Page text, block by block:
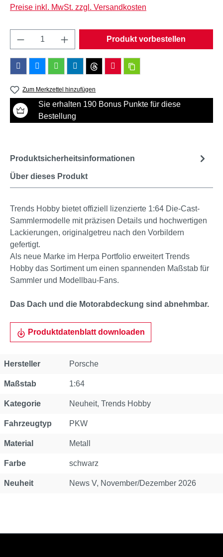
Preise inkl. MwSt. zzgl. Versandkosten
Produkt Anzahl: Gib den gewünschten
Produkt vorbestellen
Zum Merkzettel hinzufügen
Sie erhalten 190 Bonus Punkte für diese
Bestellung
Über dieses Produkt
Produktsicherheitsinformationen
Trends Hobby bietet offiziell lizenzierte 1:64 Die-Cast-
Sammlermodelle mit präzisen Details und hochwertigen
Lackierungen, originalgetreu nach den Vorbildern
gefertigt.
Als neue Marke im Herpa Portfolio erweitert Trends
Hobby das Sortiment um einen spannenden Maßstab für
Sammler und Modellbau-Fans.
Das Dach und die Motorabdeckung sind abnehmbar.
Produktdatenblatt downloaden
Eigenschaft Wert
Hersteller Porsche
Maßstab 1:64
Kategorie Neuheit, Trends Hobby
Fahrzeugtyp PKW
Material Metall
Farbe schwarz
Neuheit News V, November/Dezember 2026